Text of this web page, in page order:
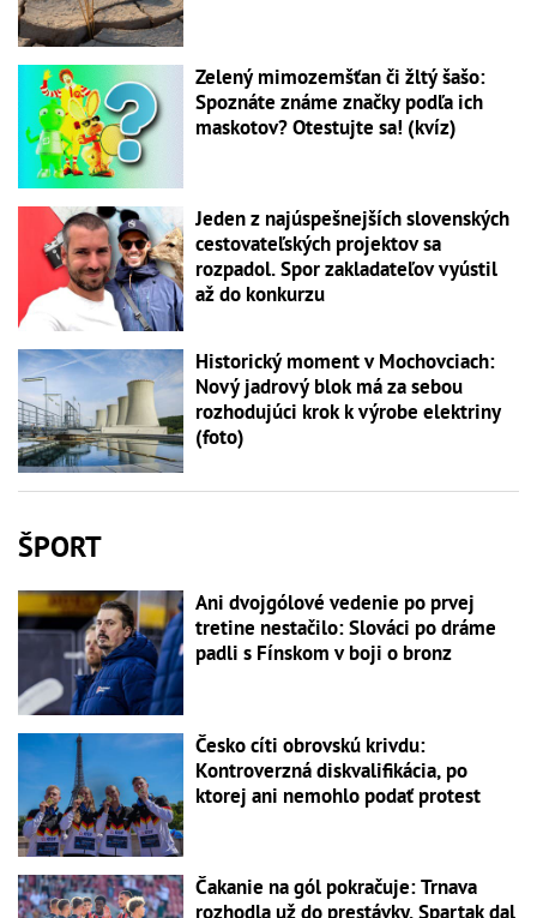
Zelený mimozemšťan či žltý šašo:
Spoznáte známe značky podľa ich
maskotov? Otestujte sa! (kvíz)
Jeden z najúspešnejších slovenských
cestovateľských projektov sa
rozpadol. Spor zakladateľov vyústil
až do konkurzu
Historický moment v Mochovciach:
Nový jadrový blok má za sebou
rozhodujúci krok k výrobe elektriny
(foto)
ŠPORT
Ani dvojgólové vedenie po prvej
tretine nestačilo: Slováci po dráme
padli s Fínskom v boji o bronz
Česko cíti obrovskú krivdu:
Kontroverzná diskvalifikácia, po
ktorej ani nemohlo podať protest
Čakanie na gól pokračuje: Trnava
rozhodla už do prestávky, Spartak dal